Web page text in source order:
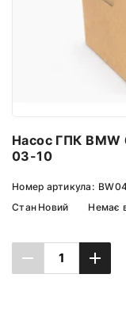
Насос ГПК
03-10
Номер артикула:
Стан Новий Немає